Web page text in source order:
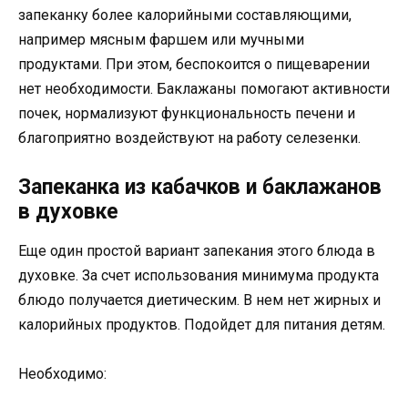
запеканку более калорийными составляющими,
например мясным фаршем или мучными
продуктами. При этом, беспокоится о пищеварении
нет необходимости. Баклажаны помогают активности
почек, нормализуют функциональность печени и
благоприятно воздействуют на работу селезенки.
Запеканка из кабачков и баклажанов
в духовке
Еще один простой вариант запекания этого блюда в
духовке. За счет использования минимума продукта
блюдо получается диетическим. В нем нет жирных и
калорийных продуктов. Подойдет для питания детям.
Необходимо: